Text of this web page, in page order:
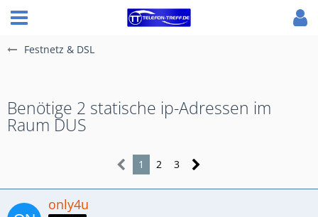
Festnetz & DSL
Benötige 2 statische ip-Adressen im
Raum DUS
1 2 3
only4u